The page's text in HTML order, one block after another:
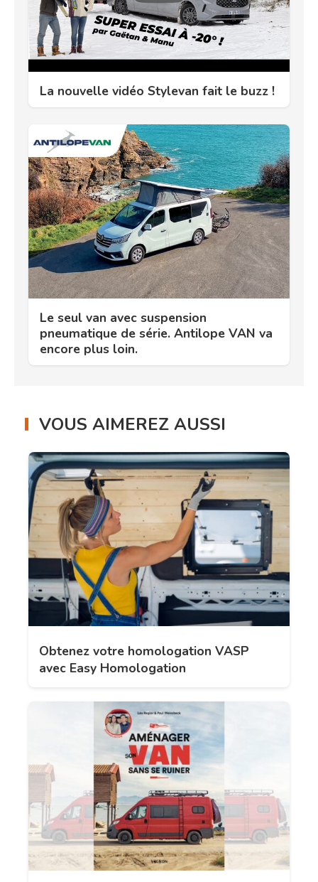
La nouvelle vidéo Stylevan fait le buzz !
Le seul van avec suspension
pneumatique de série. Antilope VAN va
encore plus loin.
VOUS AIMEREZ AUSSI
Obtenez votre homologation VASP
avec Easy Homologation